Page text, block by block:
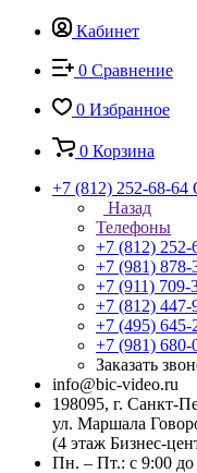
Кабинет
0 Сравнение
0 Избранное
0 Корзина
+7 (812) 252-68-64
Назад
Телефоны
+7 (812) 252-
+7 (981) 878-
+7 (911) 709-
+7 (812) 447-
+7 (495) 645-
+7 (981) 680-
Заказать
info@bic-video.ru
198095, г. Санкт-
ул. Маршала
(4 этаж Бизнес-
Пн. – Пт.: с 9:00 до